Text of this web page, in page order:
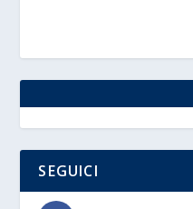
SEGUICI